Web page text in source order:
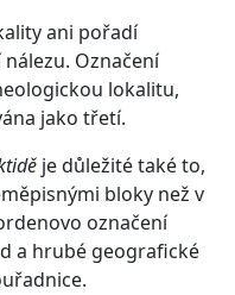
ani pořadí
Označení
lokalitu,
jako třetí.
je důležité také to,
bloky než v
označení
a hrubé geografické